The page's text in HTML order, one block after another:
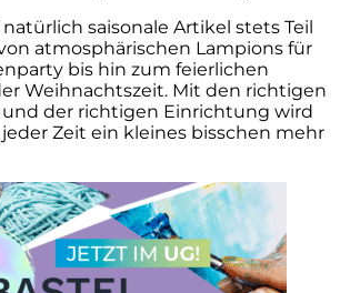
saisonale Artikel stets Teil
atmosphärischen Lampions für
bis hin zum feierlichen
Weihnachtszeit. Mit den richtigen
und der richtigen Einrichtung wird
Zeit ein kleines bisschen mehr